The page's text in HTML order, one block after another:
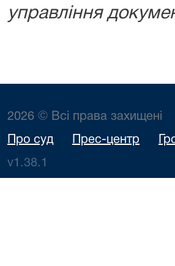
управління
2026 © Всі права захищені
Про суд Прес-центр
v1.38.1